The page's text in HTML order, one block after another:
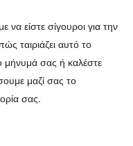
να είστε σίγουροι για την
ταιριάζει αυτό το
μήνυμά σας ή καλέστε
μαζί σας το
σας.